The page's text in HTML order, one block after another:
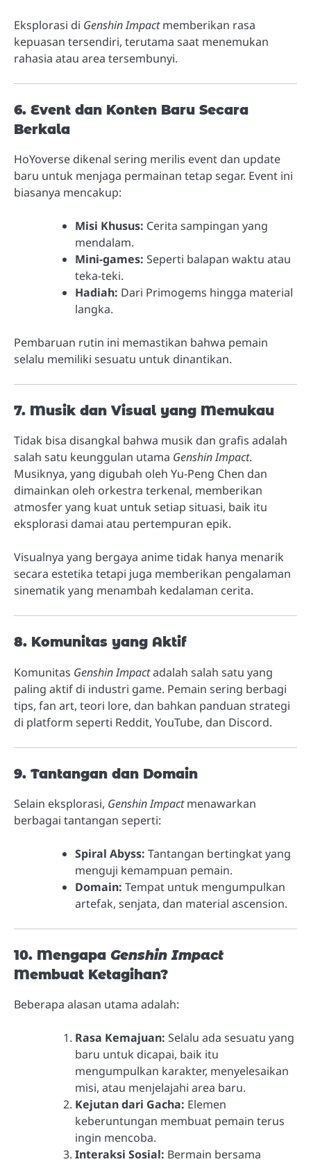
Eksplorasi di Genshin Impactmemberikan rasa
kepuasan tersendiri, terutama saat menemukan
rahasia atau area tersembunyi.
6. Event dan Konten Baru Secara
Berkala
HoYoverse dikenal sering merilis event dan update
baru untuk menjaga permainan tetap segar. Event ini
biasanya mencakup:
Misi Khusus: Cerita sampingan yang
mendalam.
Mini-games: Seperti balapan waktu atau
teka-teki.
Hadiah: Dari Primogems hingga material
langka.
Pembaruan rutin ini memastikan bahwa pemain
selalu memiliki sesuatu untuk dinantikan.
7. Musik dan Visual yang Memukau
Tidak bisa disangkal bahwa musik dan grafis adalah
salah satu keunggulan utama Genshin Impact.
Musiknya, yang digubah oleh Yu-Peng Chen dan
dimainkan oleh orkestra terkenal, memberikan
atmosfer yang kuat untuk setiap situasi, baik itu
eksplorasi damai atau pertempuran epik.
Visualnya yang bergaya anime tidak hanya menarik
secara estetika tetapi juga memberikan pengalaman
sinematik yang menambah kedalaman cerita.
8. Komunitas yang Aktif
Komunitas Genshin Impactadalah salah satu yang
paling aktif di industri game. Pemain sering berbagi
tips, fan art, teori lore, dan bahkan panduan strategi
di platform seperti Reddit, YouTube, dan Discord.
9. Tantangan dan Domain
Selain eksplorasi, Genshin Impactmenawarkan
berbagai tantangan seperti:
Spiral Abyss: Tantangan bertingkat yang
menguji kemampuan pemain.
Domain: Tempat untuk mengumpulkan
artefak, senjata, dan material ascension.
10. Mengapa Genshin Impact
Membuat Ketagihan?
Beberapa alasan utama adalah:
Rasa Kemajuan: Selalu ada sesuatu yang
baru untuk dicapai, baik itu
mengumpulkan karakter, menyelesaikan
misi, atau menjelajahi area baru.
Kejutan dari Gacha: Elemen
keberuntungan membuat pemain terus
ingin mencoba.
Interaksi Sosial: Bermain bersama